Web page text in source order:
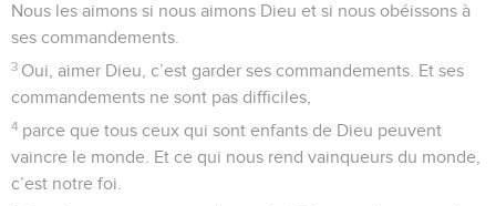
Nous les aimons si nous aimons Dieu et si nous obéissons à
ses commandements.
3 Oui, aimer Dieu, c’est garder ses commandements. Et ses
commandements ne sont pas difficiles,
4 parce que tous ceux qui sont enfants de Dieu peuvent
vaincre le monde. Et ce qui nous rend vainqueurs du monde,
c’est notre foi.